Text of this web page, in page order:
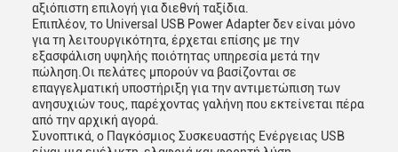
αξιόπιστη επιλογή για διεθνή ταξίδια.
Επιπλέον, το Universal USB Power Adapter δεν είναι μόνο
για τη λειτουργικότητα, έρχεται επίσης με την
εξασφάλιση υψηλής ποιότητας υπηρεσία μετά την
πώληση.Οι πελάτες μπορούν να βασίζονται σε
επαγγελματική υποστήριξη για την αντιμετώπιση των
ανησυχιών τους, παρέχοντας γαλήνη που εκτείνεται πέρα
από την αρχική αγορά.
Συνοπτικά, ο Παγκόσμιος Συσκευαστής Ενέργειας USB